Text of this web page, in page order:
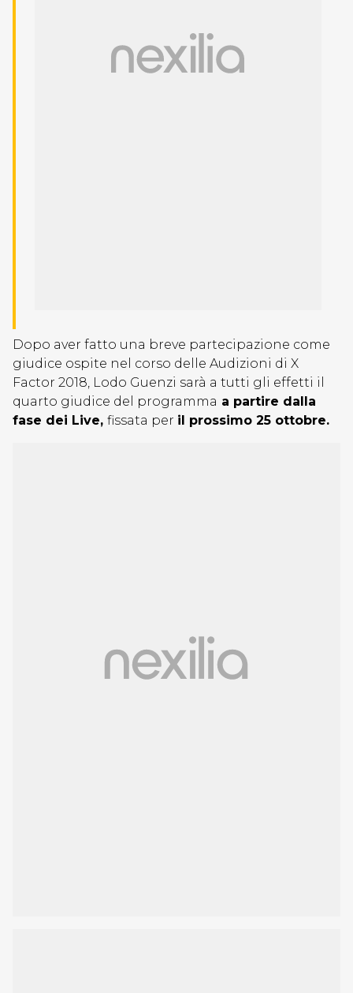
Dopo aver fatto una breve partecipazione come
giudice ospite nel corso delle Audizioni di X
Factor 2018, Lodo Guenzi sarà a tutti gli effetti il
quarto giudice del programma a partire dalla
fase dei Live, fissata per il prossimo 25 ottobre.